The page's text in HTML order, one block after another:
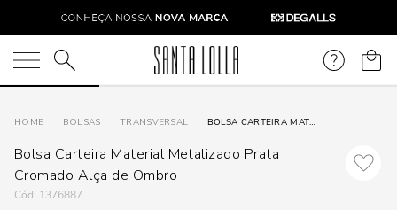
O que você está procurando?
BOLSAS TRANSVERSAL BOLSA CARTEIRA MATERIAL METALIZADO PRATA CROMADO ALÇA DE OMBRO
Bolsa Carteira Material Metalizado Prata
Cromado Alça de Ombro
: 1376887